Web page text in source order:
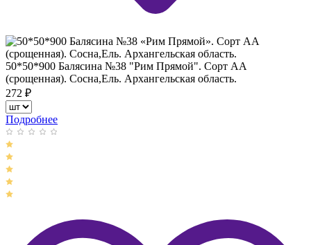
50*50*900 Балясина №38 "Рим Прямой". Сорт АА
(срощенная). Сосна,Ель. Архангельская область.
272 ₽
Подробнее